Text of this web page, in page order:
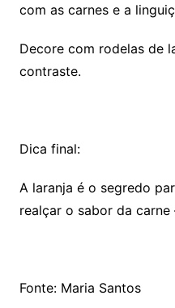
com as carnes e a
Decore com rodelas de
contraste.
Dica final:
A laranja é o segredo
realçar o sabor da
Fonte: Maria Santos